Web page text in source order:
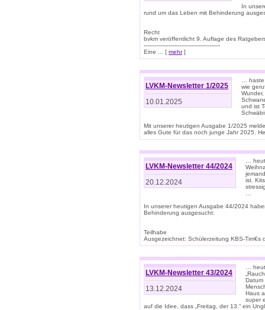
In
rund um das Leben mit Behinderung
Recht
bvkm veröffentlicht 9. Auflage des
-------------------------------------------
Eine ... [ mehr]
LVKM-Newsletter 1/2025
10.01.2025
…
wie
und ist
Mit unserer heutigen Ausgabe 1/2025
alles Gute für das noch junge Jahr 2025.
LVKM-Newsletter 44/2024
20.12.2024
…
ist.
In unserer heutigen Ausgabe 44/2024
Behinderung ausgesucht:
Teilhabe
Ausgezeichnet: Schülerzeitung KBS-Tim€s
LVKM-Newsletter 43/2024
13.12.2024
…
Datum
Haus
super
auf die Idee, dass „Freitag, der 13.“ ein